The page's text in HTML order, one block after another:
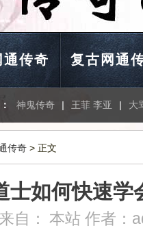
传奇 复古网通
神鬼传奇 | 王菲 李亚 | 大
传奇 > 正文
士如何快速学
来自： 本站 作者：